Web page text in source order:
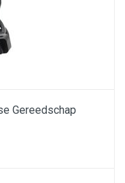
Gereedschap